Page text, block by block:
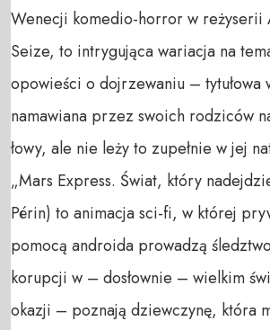
Wenecji komedio-horror w reżyserii
Seize, to intrygująca wariacja na
opowieści o dojrzewaniu – tytułowa
namawiana przez swoich rodziców
łowy, ale nie leży to zupełnie w jej
„Mars Express. Świat, który
Périn) to animacja sci-fi, w której
pomocą androida prowadzą
korupcji w – dosłownie – wielkim
okazji – poznają dziewczynę, która